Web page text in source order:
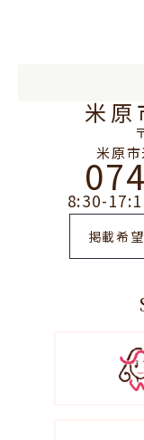
米原
米原
8:30-
掲載希